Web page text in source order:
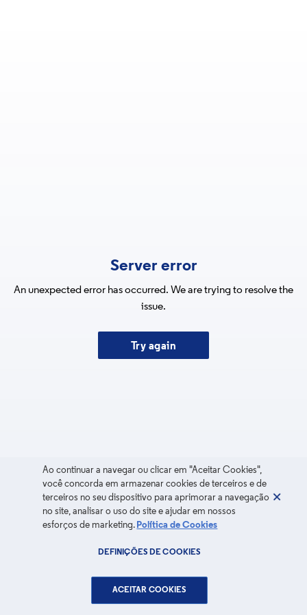
Server error
An unexpected error has occurred. We are trying to resolve the
issue.
Try again
Ao continuar a navegar ou clicar em "Aceitar Cookies",
você concorda em armazenar cookies de terceiros e de
terceiros no seu dispositivo para aprimorar a navegação
no site, analisar o uso do site e ajudar em nossos
esforços de marketing. Política de Cookies
DEFINIÇÕES DE COOKIES
ACEITAR COOKIES